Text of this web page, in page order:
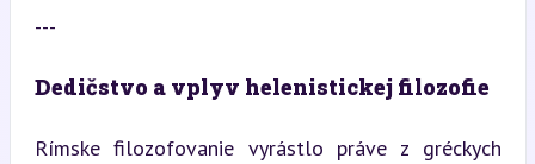
---
Dedičstvo a vplyv helenistickej filozofie
Rímske filozofovanie vyrástlo práve z gréckych